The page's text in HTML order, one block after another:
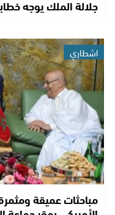
جلالة الملك يوجه
اشطاري
مباحثات عميقة